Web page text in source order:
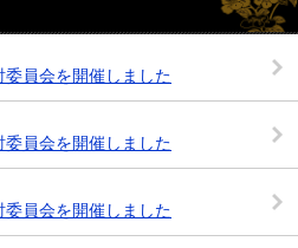
員会を開催しました
員会を開催しました
員会を開催しました